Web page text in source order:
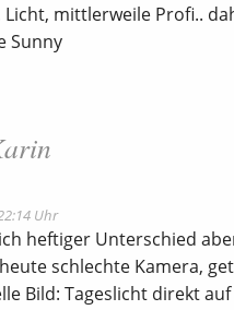
mittlerweile Profi..
Sunny
Uhr
heftiger Unterschied
schlechte Kamera,
Bild: Tageslicht direkt